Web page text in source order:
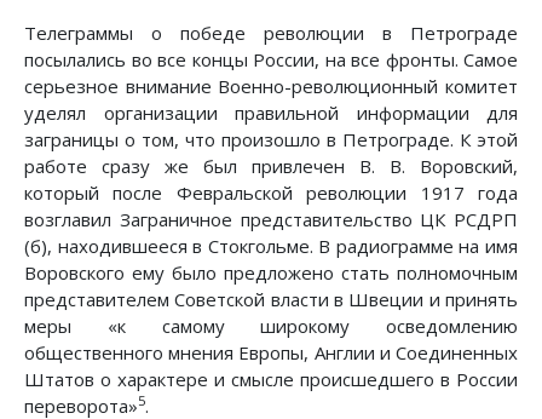
Телеграммы о победе революции в Петрограде
посылались во все концы России, на все фронты. Самое
серьезное внимание Военно-революционный комитет
уделял организации правильной информации для
заграницы о том, что произошло в Петрограде. К этой
работе сразу же был привлечен В. В. Воровский,
который после Февральской революции 1917 года
возглавил Заграничное представительство ЦК РСДРП
(б), находившееся в Стокгольме. В радиограмме на имя
Воровского ему было предложено стать полномочным
представителем Советской власти в Швеции и принять
меры «к самому широкому осведомлению
общественного мнения Европы, Англии и Соединенных
Штатов о характере и смысле происшедшего в России
переворота»5.